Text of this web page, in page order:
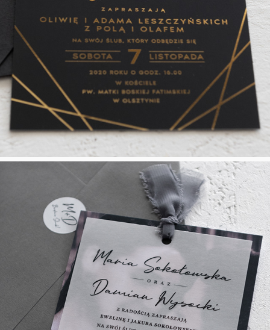
Secret Romance